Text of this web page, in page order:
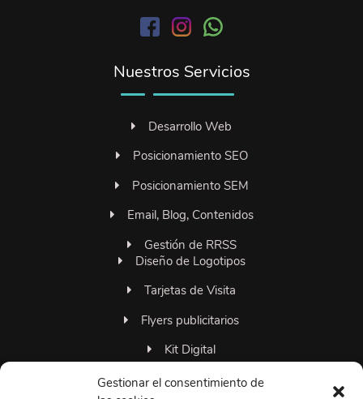
Gestionar el consentimiento de
Nuestros Servicios
Desarrollo Web
Posicionamiento SEO
Posicionamiento SEM
Email, Blog, Contenidos
Gestión de RRSS
Diseño de Logotipos
Tarjetas de Visita
Flyers publicitarios
Kit Digital
Familia 306grados